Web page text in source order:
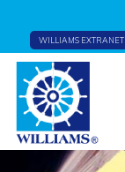
WILLIAMS EXTRANET